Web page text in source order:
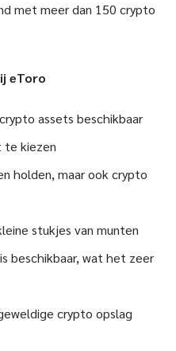
met meer dan 150 crypto
eToro
assets beschikbaar
te kiezen
holden, maar ook crypto
stukjes van munten
beschikbaar, wat het zeer
crypto opslag